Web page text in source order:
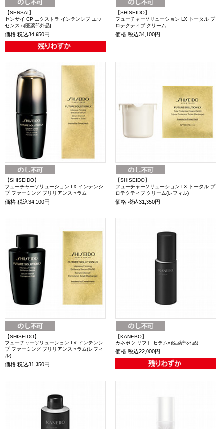
【SENSAI】
センサイ CP エクストラ インテンシブ エッ
センス s[医薬部外品]
価格 税込34,650円
【SHISEIDO】
フューチャーソリューション LX トータル プ
ロテクティブ クリーム
価格 税込34,100円
【SHISEIDO】
フューチャーソリューション LX インテンシ
ブ ファーミング ブリリアンスセラム
価格 税込34,100円
【SHISEIDO】
フューチャーソリューション LX トータル プ
ロテクティブ クリーム(レフィル)
価格 税込31,350円
【SHISEIDO】
フューチャーソリューション LX インテンシ
ブ ファーミング ブリリアンスセラム(レフィ
ル)
価格 税込31,350円
【KANEBO】
カネボウ リフト セラムa(医薬部外品)
価格 税込22,000円